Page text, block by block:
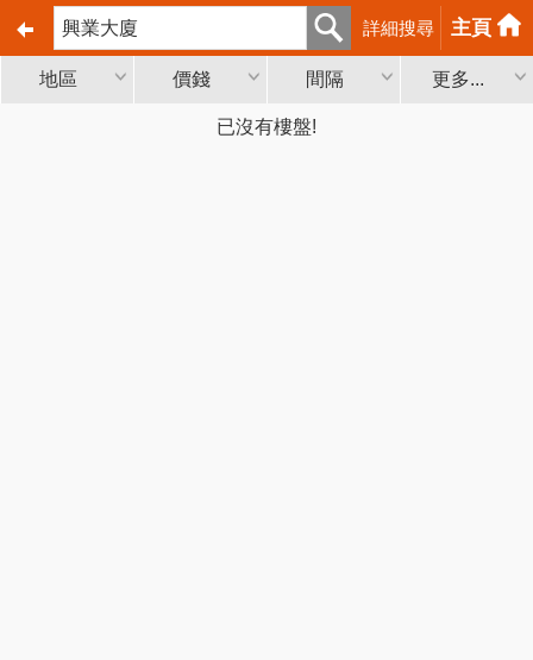
詳細搜尋 主頁
地區 價錢 間隔 更多...
已沒有樓盤!